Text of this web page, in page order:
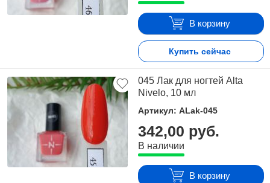
В корзину
Купить сейчас
045 Лак для ногтей Alta
Nivelo, 10 мл
Артикул: ALak-045
342,00 руб.
В наличии
В корзину